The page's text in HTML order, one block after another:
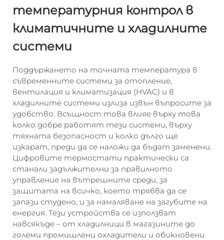
температурния контрол в
климатичните и хладилните
системи
Поддържането на точната температура в
съвременните системи за отопление,
вентилация и климатизация (HVAC) и в
хладилните системи излиза извън въпросите за
удобство. Всъщност това влияе върху това
колко добре работят тези системи, върху
тяхната безопасност и колко дълго ще
изкарат, преди да се наложи да бъдат заменени.
Цифровите термостати практически са
станали задължителни за правилното
управление на вътрешните среди, за
защитата на всичко, което трябва да се
запази студено, и за намаляване на загубите на
енергия. Тези устройства се използват
навсякъде – от хладилници в магазините до
големи промишлени охладители и обикновени